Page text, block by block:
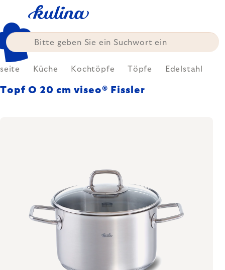
springen
Küche Kochtöpfe Töpfe Edelstahl
Topf O 20 cm viseo® Fissler